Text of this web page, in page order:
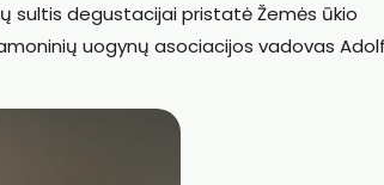
sultis degustacijai pristatė Žemės ūkio
uogynų asociacijos vadovas